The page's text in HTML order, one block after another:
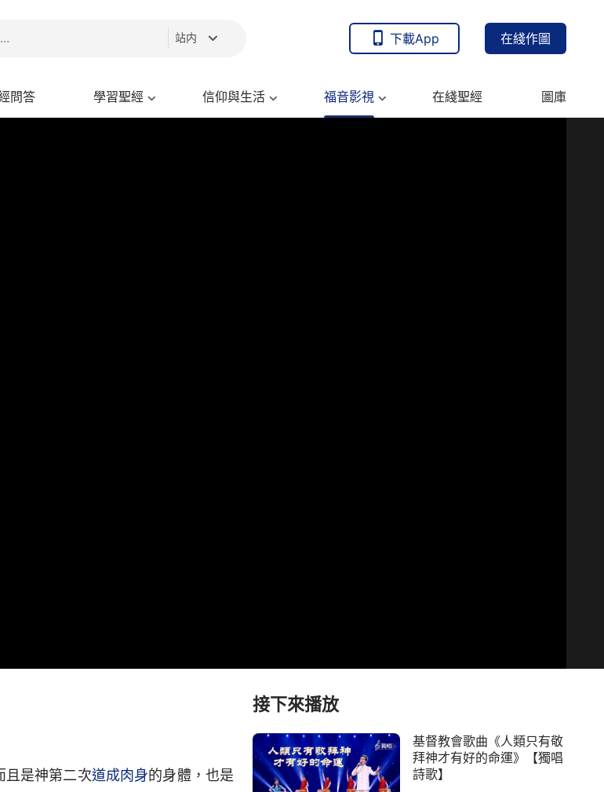
站内 下載App 在綫作圖
問答 學習聖經 信仰與生活 福音影視 在綫聖經 圖庫
是神第二次道成肉身的身體，也是
接下來播放
基督教會歌曲《人類只有敬
拜神才有好的命運》【獨唱
詩歌】